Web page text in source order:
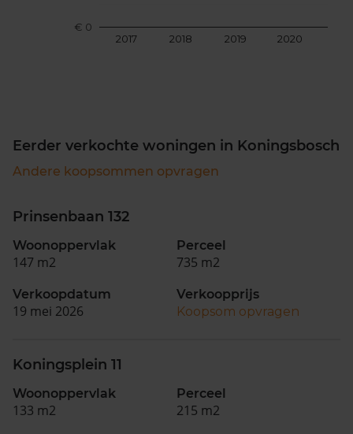
2017 2018 2019 2020
€ 0
Eerder verkochte woningen in Koningsbosch
Andere koopsommen opvragen
Prinsenbaan 132
Woonoppervlak
147 m2
Perceel
735 m2
Verkoopdatum
19 mei 2026
Verkoopprijs
Koopsom opvragen
Koningsplein 11
Woonoppervlak
133 m2
Perceel
215 m2